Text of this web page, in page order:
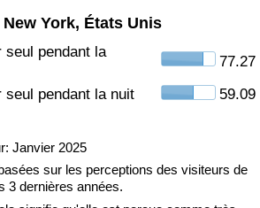
York, États Unis
seul pendant la
77.27
seul pendant la nuit
59.09
Janvier 2025
sur les perceptions des visiteurs de
3 dernières années.
Pays